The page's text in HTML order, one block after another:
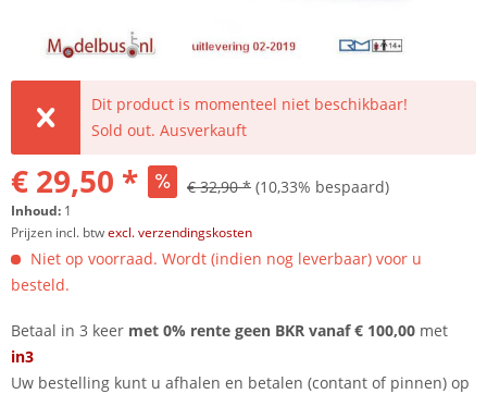
Dit product is momenteel niet beschikbaar!
Sold out. Ausverkauft
€ 29,50 * € 32,90 * (10,33% bespaard)
Inhoud: 1
Prijzen incl. btwexcl. verzendingskosten
Niet op voorraad. Wordt (indien nog leverbaar) voor u
besteld.
Betaal in 3 keer met 0% rente geen BKR vanaf € 100,00 met
in3
Uw bestelling kunt u afhalen en betalen (contant of pinnen) op